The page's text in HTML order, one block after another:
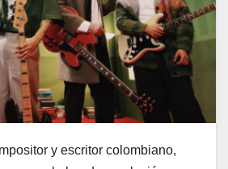
y escritor colombiano,